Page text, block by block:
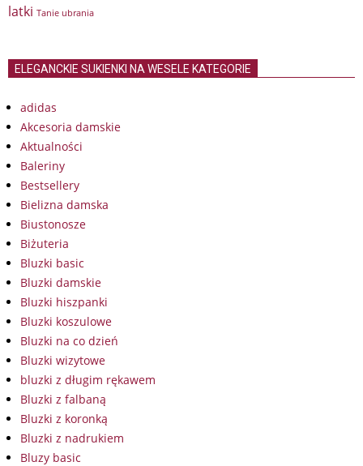
latki Tanie ubrania
ELEGANCKIE SUKIENKI NA WESELE KATEGORIE
adidas
Akcesoria damskie
Aktualności
Baleriny
Bestsellery
Bielizna damska
Biustonosze
Biżuteria
Bluzki basic
Bluzki damskie
Bluzki hiszpanki
Bluzki koszulowe
Bluzki na co dzień
Bluzki wizytowe
bluzki z długim rękawem
Bluzki z falbaną
Bluzki z koronką
Bluzki z nadrukiem
Bluzy basic